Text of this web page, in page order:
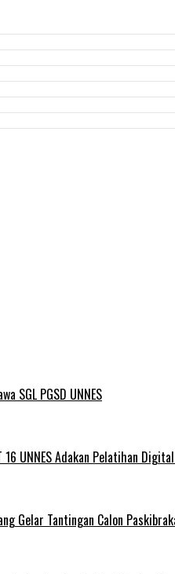
SGL PGSD UNNES
UNNES Adakan Pelatihan
Gelar Tantingan Calon